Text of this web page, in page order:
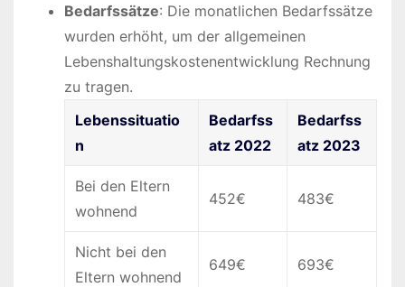
Bedarfssätze: Die monatlichen Bedarfssätze
wurden erhöht, um der allgemeinen
Lebenshaltungskostenentwicklung Rechnung
zu tragen.
Lebenssituatio
n
Bedarfss
atz 2022
Bedarfss
atz 2023
Bei den Eltern
wohnend
452€ 483€
Nicht bei den
Eltern wohnend
649€ 693€